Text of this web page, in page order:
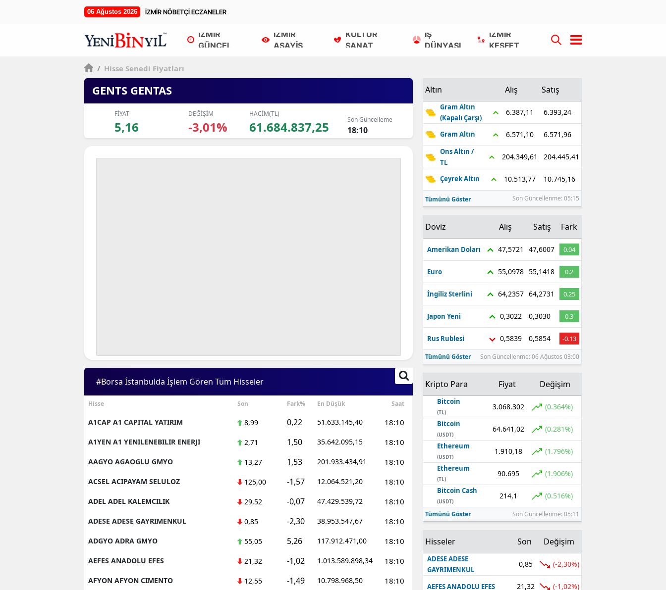
06 Ağustos 2026 İZMİR NÖBETÇİ ECZANELER
İZMİR
GÜNCEL
İZMİR
ASAYİŞ
KÜLTÜR
SANAT
İŞ
DÜNYASI
İZMİR
KEŞFET
/ Hisse Senedi Fiyatları
GENTS GENTAS
FİYAT
5,16
DEĞİŞİM
-3,01%
HACİM(TL)
61.684.837,25 Son Güncelleme
18:10
#Borsa İstanbulda İşlem Gören Tüm Hisseler
Hisse Son Fark% En Düşük Saat
A1CAP A1 CAPITAL YATIRIM 8,99 0,22 51.633.145,40 18:10
A1YEN A1 YENILENEBILIR ENERJI 2,71 1,50 35.642.095,15 18:10
AAGYO AGAOGLU GMYO 13,27 1,53 201.933.434,91 18:10
ACSEL ACIPAYAM SELULOZ 125,00 -1,57 12.064.521,20 18:10
ADEL ADEL KALEMCILIK 29,52 -0,07 47.429.539,72 18:10
ADESE ADESE GAYRIMENKUL 0,85 -2,30 38.953.547,67 18:10
ADGYO ADRA GMYO 55,05 5,26 117.912.471,00 18:10
AEFES ANADOLU EFES 21,32 -1,02 1.013.589.898,34 18:10
AFYON AFYON CIMENTO 12,55 -1,49 10.798.968,50 18:10
Altın Alış Satış
Gram Altın
(Kapalı Çarşı)
6.387,11 6.393,24
Gram Altın 6.571,10 6.571,96
Ons Altın /
TL
204.349,61 204.445,41
Çeyrek Altın 10.513,77 10.745,16
Tümünü Göster Son Güncellenme: 05:15
Döviz Alış Satış Fark
Amerikan Doları 47,5721 47,6007 0.04
Euro 55,0978 55,1418 0.2
İngiliz Sterlini 64,2357 64,2731 0.25
Japon Yeni 0,3022 0,3030 0.3
Rus Rublesi 0,5839 0,5854 -0.13
Tümünü Göster Son Güncellenme: 06 Ağustos 03:00
Kripto Para Fiyat Değişim
Bitcoin
(TL)
3.068.302 (0.364%)
Bitcoin
(USDT)
64.641,02 (0.281%)
Ethereum
(USDT)
1.910,18 (1.796%)
Ethereum
(TL)
90.695 (1.906%)
Bitcoin Cash
(USDT)
214,1 (0.516%)
Tümünü Göster Son Güncellenme: 05:11
Hisseler Son Değişim
ADESE ADESE
GAYRIMENKUL
0,85 (-2,30%)
AEFES ANADOLU EFES 21,32 (-1,02%)